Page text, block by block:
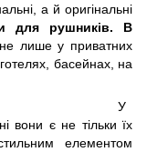
а й оригінальні
для рушників. В
лише у приватних
басейнах, на
У
вони є не тільки їх
елементом